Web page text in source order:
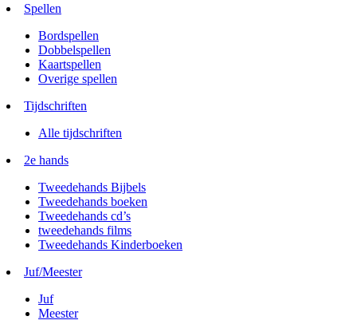
Spellen
Bordspellen
Dobbelspellen
Kaartspellen
Overige spellen
Tijdschriften
Alle tijdschriften
2e hands
Tweedehands Bijbels
Tweedehands boeken
Tweedehands cd’s
tweedehands films
Tweedehands Kinderboeken
Juf/Meester
Juf
Meester